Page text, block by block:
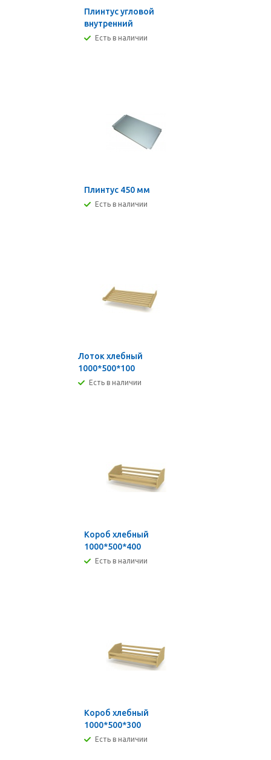
Плинтус угловой
внутренний
Есть в наличии
Плинтус 450 мм
Есть в наличии
Лоток хлебный
1000*500*100
Есть в наличии
Короб хлебный
1000*500*400
Есть в наличии
Короб хлебный
1000*500*300
Есть в наличии